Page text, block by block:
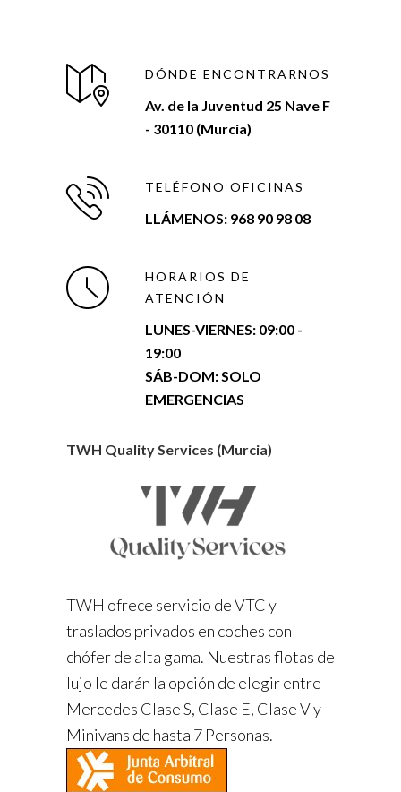
DÓNDE ENCONTRARNOS
Av. de la Juventud 25 Nave F
- 30110 (Murcia)
TELÉFONO OFICINAS
LLÁMENOS: 968 90 98 08
HORARIOS DE
ATENCIÓN
LUNES-VIERNES: 09:00 -
19:00
SÁB-DOM: SOLO
EMERGENCIAS
TWH Quality Services (Murcia)
TWH ofrece servicio de VTC y
traslados privados en coches con
chófer de alta gama. Nuestras flotas de
lujo le darán la opción de elegir entre
Mercedes Clase S, Clase E, Clase V y
Minivans de hasta 7 Personas.